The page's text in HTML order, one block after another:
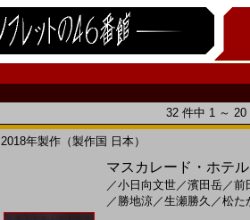
32 件中 1 ～
2018年製作（製作国 日本）
マスカレード・ホテ
／小日向文世／濱田岳／前
／ 勝地涼／生瀬勝久 ／松た